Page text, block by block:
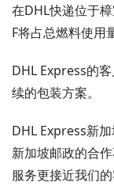
在DHL快递位于
F将占总燃料使用
DHL Express的
续的包装方案。
DHL Express新
新加坡邮政的合
服务更接近我们